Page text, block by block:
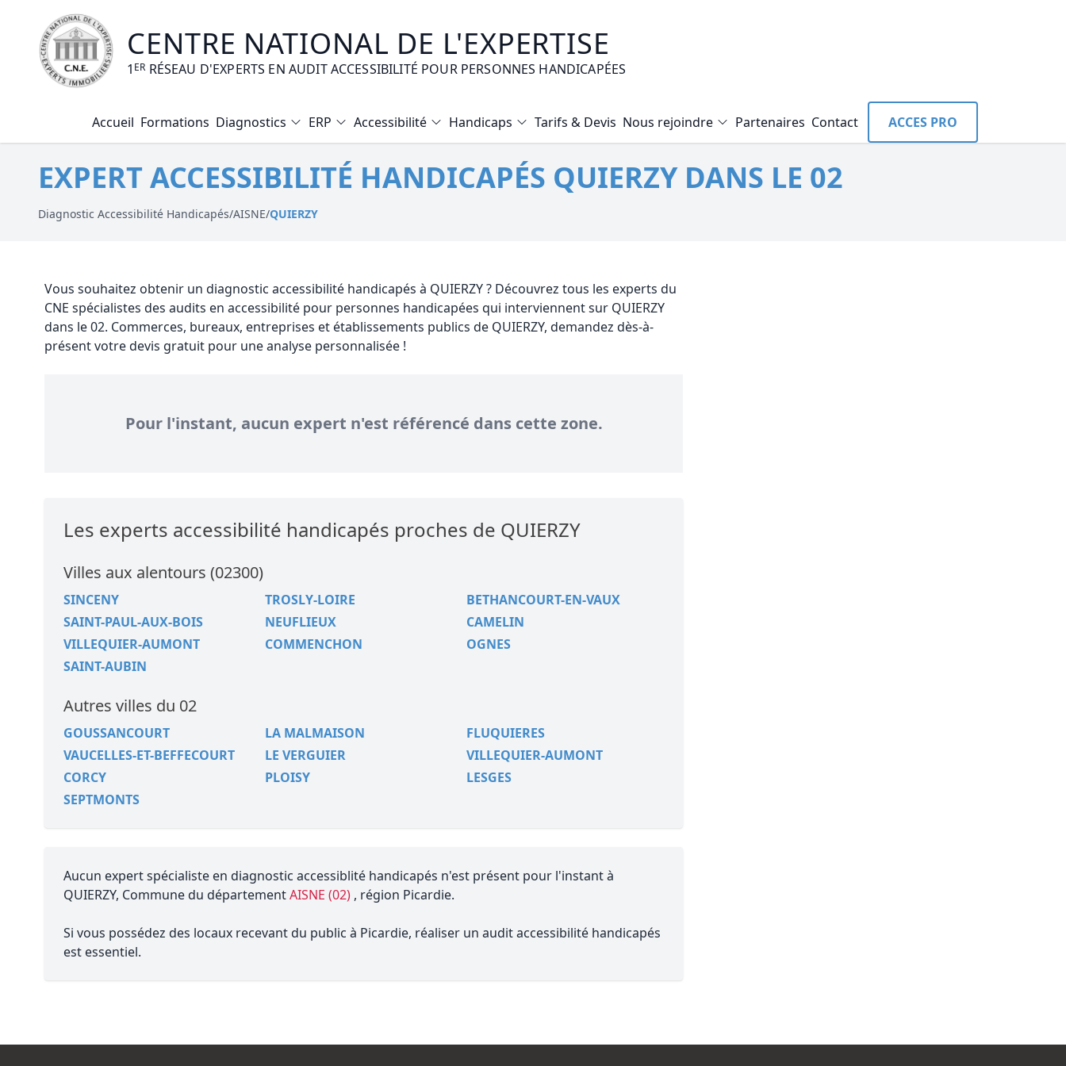
CENTRE NATIONAL DE L'EXPERTISE
1 ER RÉSEAU D'EXPERTS EN AUDIT ACCESSIBILITÉ POUR PERSONNES HANDICAPÉES
Accueil Formations Diagnostics
Diagnostic Electrique
Diagnostic Gaz
Diagnostic Plomb
Certificat d’Habitabilité
ERP Accessibilité Handicaps Tarifs & Devis Nous rejoindre Partenaires Contact ACCES PRO
EXPERT ACCESSIBILITÉ HANDICAPÉS QUIERZY DANS LE 02
Diagnostic Accessibilité Handicapés/AISNE/QUIERZY
Vous souhaitez obtenir un diagnostic accessibilité handicapés à QUIERZY ? Découvrez tous les experts du
CNE spécialistes des audits en accessibilité pour personnes handicapées qui interviennent sur QUIERZY
dans le 02. Commerces, bureaux, entreprises et établissements publics de QUIERZY, demandez dès-à-
présent votre devis gratuit pour une analyse personnalisée !
Pour l'instant, aucun expert n'est référencé dans cette zone.
Les experts accessibilité handicapés proches de QUIERZY
Villes aux alentours (02300)
SINCENY TROSLY-LOIRE
BETHANCOURT-EN-VAUX
SAINT-PAUL-AUX-BOIS
NEUFLIEUX
CAMELIN
VILLEQUIER-AUMONT
COMMENCHON
OGNES
SAINT-AUBIN
Autres villes du 02
GOUSSANCOURT LA MALMAISON
FLUQUIERES
VAUCELLES-ET-BEFFECOURT
LE VERGUIER
VILLEQUIER-AUMONT
CORCY
PLOISY
LESGES
SEPTMONTS
Aucun expert spécialiste en diagnostic accessiblité handicapés n'est présent pour l'instant à
QUIERZY, Commune du départementAISNE (02) , région Picardie.
Si vous possédez des locaux recevant du public à Picardie, réaliser un audit accessibilité handicapés
est essentiel.